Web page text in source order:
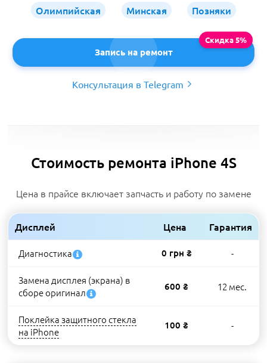
Олимпийская Минская Позняки
Запись на ремонт
Консультация в Telegram
Стоимость ремонта iPhone 4S
Цена в прайсе включает запчасть и работу по замене
Дисплей Цена Гарантия
Диагностика 0 грн ₴ -
Замена дисплея (экрана) в
сборе оригинал
600 ₴ 12 мес.
Поклейка защитного стекла
на iPhone
100 ₴ -